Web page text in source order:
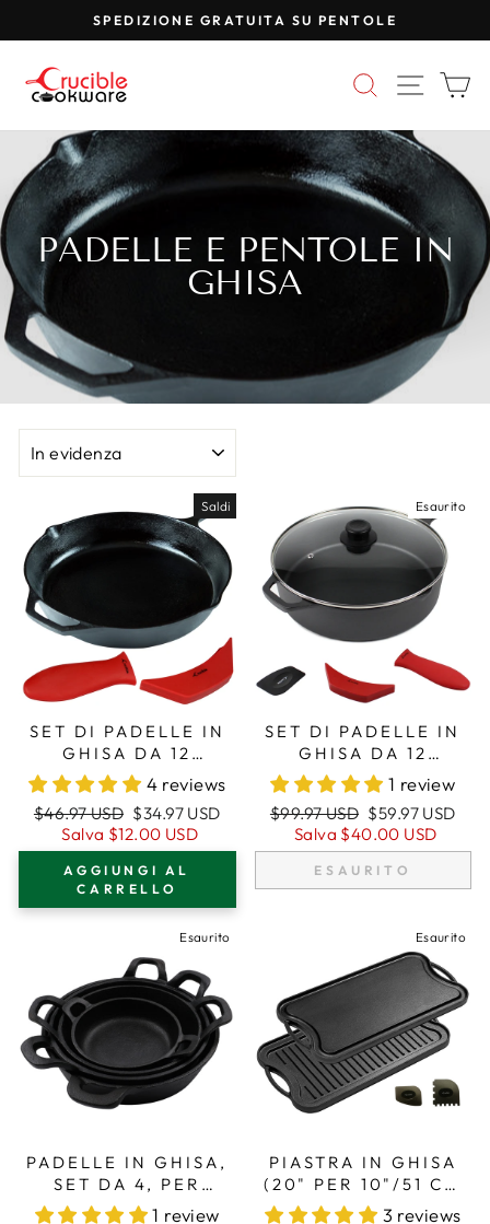
al
contenuto
Metti
presentazione
SPEDIZIONE GRATUITA SU PENTOLE
CERCA
PADELLE E PENTOLE IN
GHISA
Saldi
SET DI PADELLE IN
GHISA DA 12
POLLICI/30,5 CM,
PADELLA, MANICI IN
SILICONE
4 reviews
Prezzo
regolare
$46.97 USD Prezzo
di
vendita
$34.97 USD
Salva $12.00 USD
AGGIUNGI AL
CARRELLO
Esaurito
SET DI PADELLE IN
GHISA DA 12
POLLICI/30,5 CM
(EXTRA
PROFONDO),
MANICI IN
SILICONE,
COPERCHIO IN
1 review
Prezzo
regolare
$99.97 USD Prezzo
di
vendita
$59.97 USD
Salva $40.00 USD
ESAURITO
Esaurito
PADELLE IN GHISA,
SET DA 4, PER
SERVIRE, CUCINARE,
1 review
Esaurito
PIASTRA IN GHISA
(20" PER 10"/51 CM
X 26 CM),3 reviews